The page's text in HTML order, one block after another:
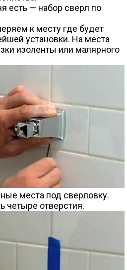
есть — набор сверл по
к месту где будет
установки. На места
изоленты или малярного
места под сверловку.
четыре отверстия.